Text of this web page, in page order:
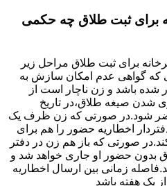
برای ثبت طلاق چه حکمی
برای ثبت طلاق مراحل زیر
گواهی عدم امکان سازش به
باشد و زن ناچار است از
شدن صیغه طلاق،در تاریخ
شود.در صورتی که زن ظرف یک
اخطاریه حضور را هم برای
صورتی که باز هم زن در دفتر
بدون حضور او جاری خواهد شد و
زمانی بین ارسال اخطاریه
یک هفته باشد